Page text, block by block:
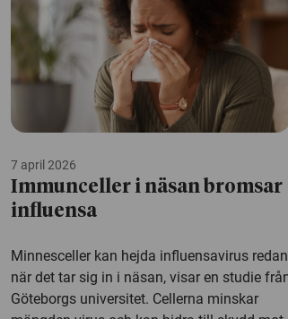
7 april 2026
Immunceller i näsan bromsar
influensa
Minnesceller kan hejda influensavirus redan
när det tar sig in i näsan, visar en studie
Göteborgs universitet. Cellerna minskar